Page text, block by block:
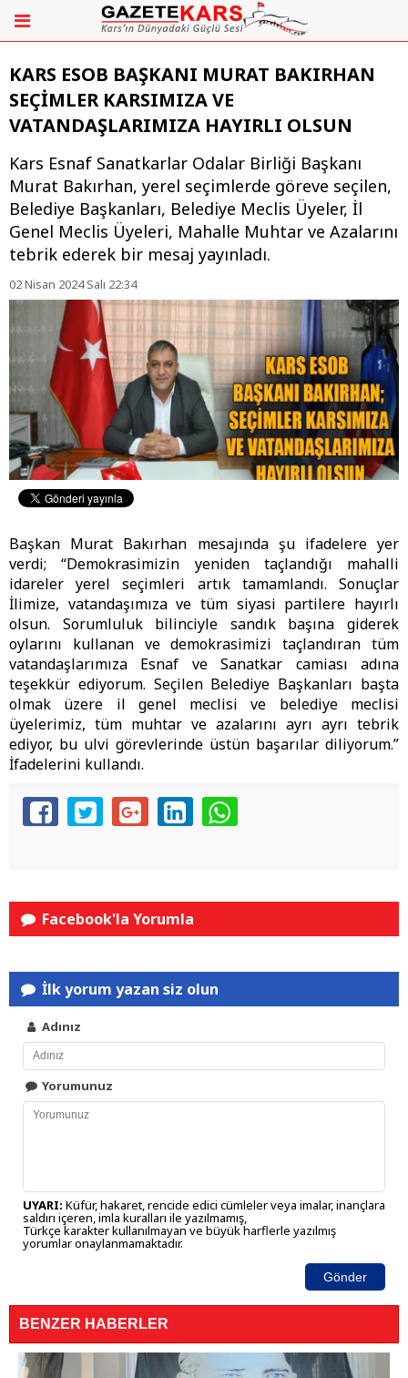
KARS ESOB BAŞKANI MURAT BAKIRHAN
SEÇİMLER KARSIMIZA VE
VATANDAŞLARIMIZA HAYIRLI OLSUN
Kars Esnaf Sanatkarlar Odalar Birliği Başkanı
Murat Bakırhan, yerel seçimlerde göreve seçilen,
Belediye Başkanları, Belediye Meclis Üyeler, İl
Genel Meclis Üyeleri, Mahalle Muhtar ve Azalarını
tebrik ederek bir mesaj yayınladı.
02 Nisan 2024 Salı 22:34
Başkan Murat Bakırhan mesajında şu ifadelere yer
verdi; “Demokrasimizin yeniden taçlandığı mahalli
idareler yerel seçimleri artık tamamlandı. Sonuçlar
İlimize, vatandaşımıza ve tüm siyasi partilere hayırlı
olsun. Sorumluluk bilinciyle sandık başına giderek
oylarını kullanan ve demokrasimizi taçlandıran tüm
vatandaşlarımıza Esnaf ve Sanatkar camiası adına
teşekkür ediyorum. Seçilen Belediye Başkanları başta
olmak üzere il genel meclisi ve belediye meclisi
üyelerimiz, tüm muhtar ve azalarını ayrı ayrı tebrik
ediyor, bu ulvi görevlerinde üstün başarılar diliyorum.”
İfadelerini kullandı.
Facebook'la Yorumla
İlk yorum yazan siz olun
Adınız
Yorumunuz
UYARI: Küfür, hakaret, rencide edici cümleler veya imalar, inançlara
saldırı içeren, imla kuralları ile yazılmamış,
Türkçe karakter kullanılmayan ve büyük harflerle yazılmış
yorumlar onaylanmamaktadır.
Gönder
BENZER HABERLER